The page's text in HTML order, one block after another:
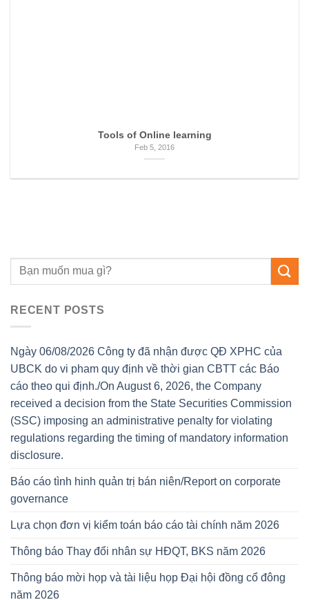
Tools of Online learning
Feb 5, 2016
RECENT POSTS
Ngày 06/08/2026 Công ty đã nhận được QĐ XPHC của
UBCK do vi pham quy định về thời gian CBTT các Báo
cáo theo qui định./On August 6, 2026, the Company
received a decision from the State Securities Commission
(SSC) imposing an administrative penalty for violating
regulations regarding the timing of mandatory information
disclosure.
Báo cáo tình hinh quản trị bán niên/Report on corporate
governance
Lựa chọn đơn vị kiểm toán báo cáo tài chính năm 2026
Thông báo Thay đổi nhân sự HĐQT, BKS năm 2026
Thông báo mời họp và tài liệu họp Đại hội đồng cổ đông
năm 2026